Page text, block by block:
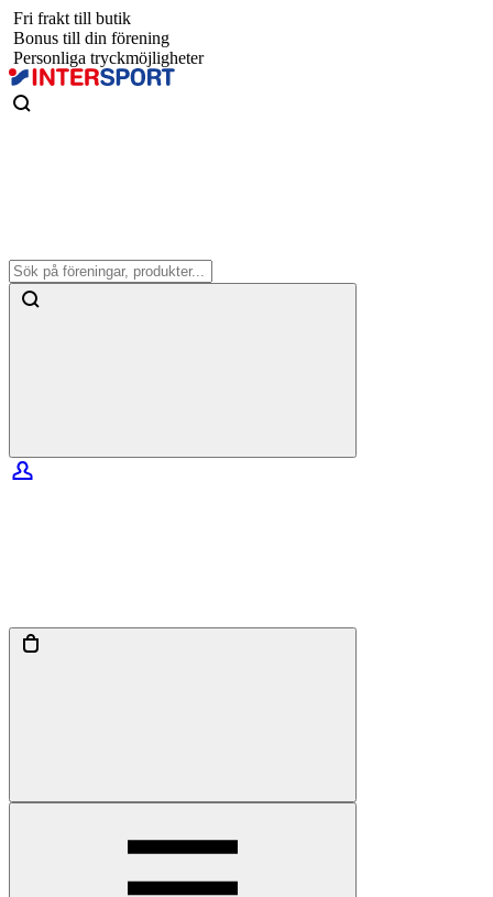
Fri frakt till butik
Bonus till din förening
Personliga tryckmöjligheter